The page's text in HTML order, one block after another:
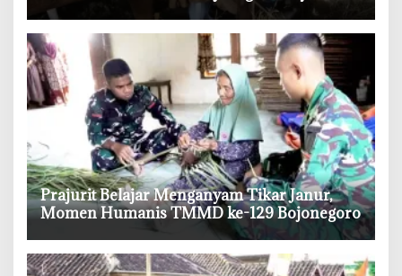
Ternak
‎Prajurit Belajar Menganyam Tikar Janur,
Momen Humanis TMMD ke-129 Bojonegoro